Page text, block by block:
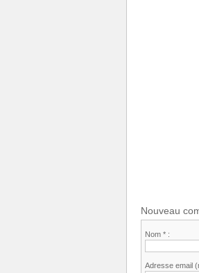
Nouveau
Nom * :
Adresse email